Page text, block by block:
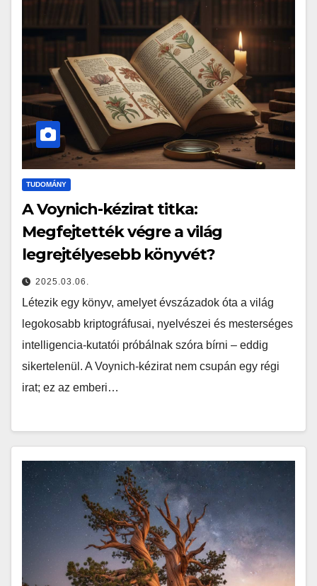
TUDOMÁNY
A Voynich-kézirat titka:
Megfejtették végre a világ
legrejtélyesebb könyvét?
2025.03.06.
Létezik egy könyv, amelyet évszázadok óta a világ
legokosabb kriptográfusai, nyelvészei és mesterséges
intelligencia-kutatói próbálnak szóra bírni – eddig
sikertelenül. A Voynich-kézirat nem csupán egy régi
irat; ez az emberi…